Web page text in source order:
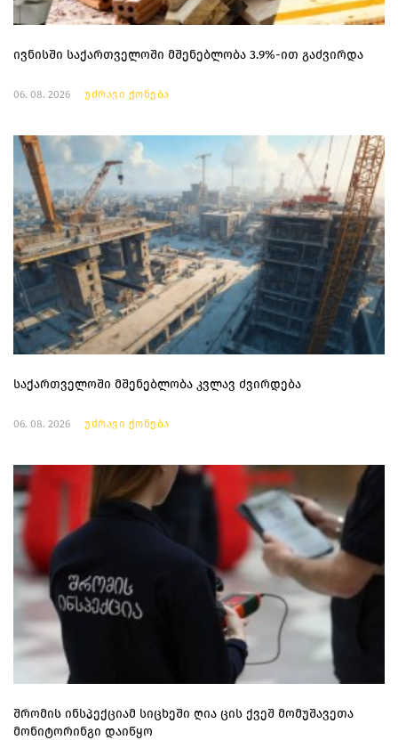
ივნისში საქართველოში მშენებლობა 3.9%-ით გაძვირდა
06. 08. 2026 უძრავი ქონება
საქართველოში მშენებლობა კვლავ ძვირდება
06. 08. 2026 უძრავი ქონება
შრომის ინსპექციამ სიცხეში ღია ცის ქვეშ მომუშავეთა
მონიტორინგი დაიწყო